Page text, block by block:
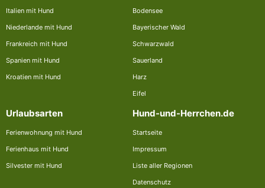
Italien mit Hund
Niederlande mit Hund
Frankreich mit Hund
Spanien mit Hund
Kroatien mit Hund
Bodensee
Bayerischer Wald
Schwarzwald
Sauerland
Harz
Eifel
Urlaubsarten
Ferienwohnung mit Hund
Ferienhaus mit Hund
Silvester mit Hund
Hund-und-Herrchen.de
Startseite
Impressum
Liste aller Regionen
Datenschutz